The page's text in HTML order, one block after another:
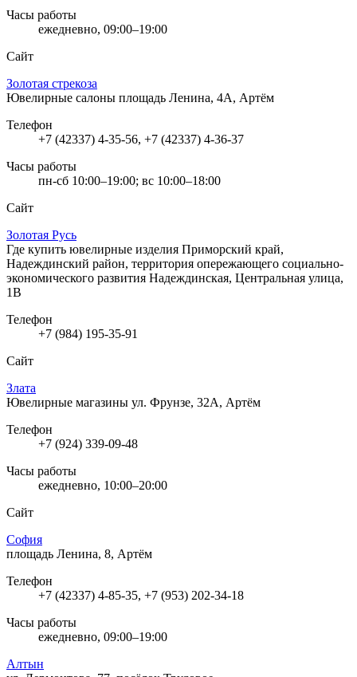
Часы работы
ежедневно, 09:00–19:00
Сайт
Золотая стрекоза
Ювелирные салоны площадь Ленина, 4А, Артём
Телефон
+7 (42337) 4-35-56, +7 (42337) 4-36-37
Часы работы
пн-сб 10:00–19:00; вс 10:00–18:00
Сайт
Золотая Русь
Где купить ювелирные изделия Приморский край,
Надеждинский район, территория опережающего социально-
экономического развития Надеждинская, Центральная улица,
1В
Телефон
+7 (984) 195-35-91
Сайт
Злата
Ювелирные магазины ул. Фрунзе, 32А, Артём
Телефон
+7 (924) 339-09-48
Часы работы
ежедневно, 10:00–20:00
Сайт
София
площадь Ленина, 8, Артём
Телефон
+7 (42337) 4-85-35, +7 (953) 202-34-18
Часы работы
ежедневно, 09:00–19:00
Алтын